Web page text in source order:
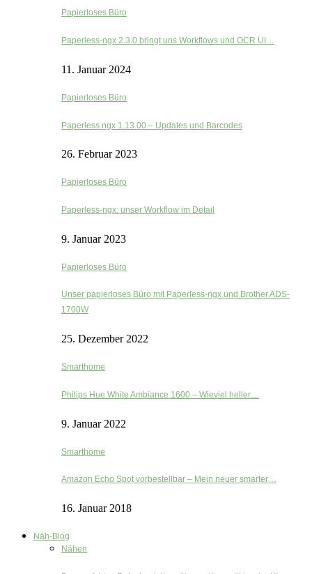
Papierloses Büro
Paperless-ngx 2.3.0 bringt uns Workflows und OCR UI…
11. Januar 2024
Papierloses Büro
Paperless ngx 1.13.00 – Updates und Barcodes
26. Februar 2023
Papierloses Büro
Paperless-ngx: unser Workflow im Detail
9. Januar 2023
Papierloses Büro
Unser papierloses Büro mit Paperless-ngx und Brother ADS-
1700W
25. Dezember 2022
Smarthome
Philips Hue White Ambiance 1600 – Wieviel heller…
9. Januar 2022
Smarthome
Amazon Echo Spot vorbestellbar – Mein neuer smarter…
16. Januar 2018
Näh-Blog
Nähen